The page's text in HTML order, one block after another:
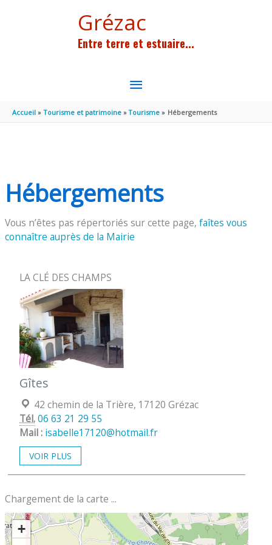
Grézac
Entre terre et estuaire...
MENU
PRINCIPAL
Accueil Tourisme et patrimoine Tourisme Hébergements
Hébergements
Vous n’êtes pas répertoriés sur cette page,faîtes vous
connaître auprès de la Mairie
LA CLÉ DES CHAMPS
Gîtes
Localisation :
42 chemin de la Trière, 17120 Grézac
Tél.06 63 21 29 55
Mail : isabelle17120@hotmail.fr
VOIR PLUS
Chargement de la carte ...
+